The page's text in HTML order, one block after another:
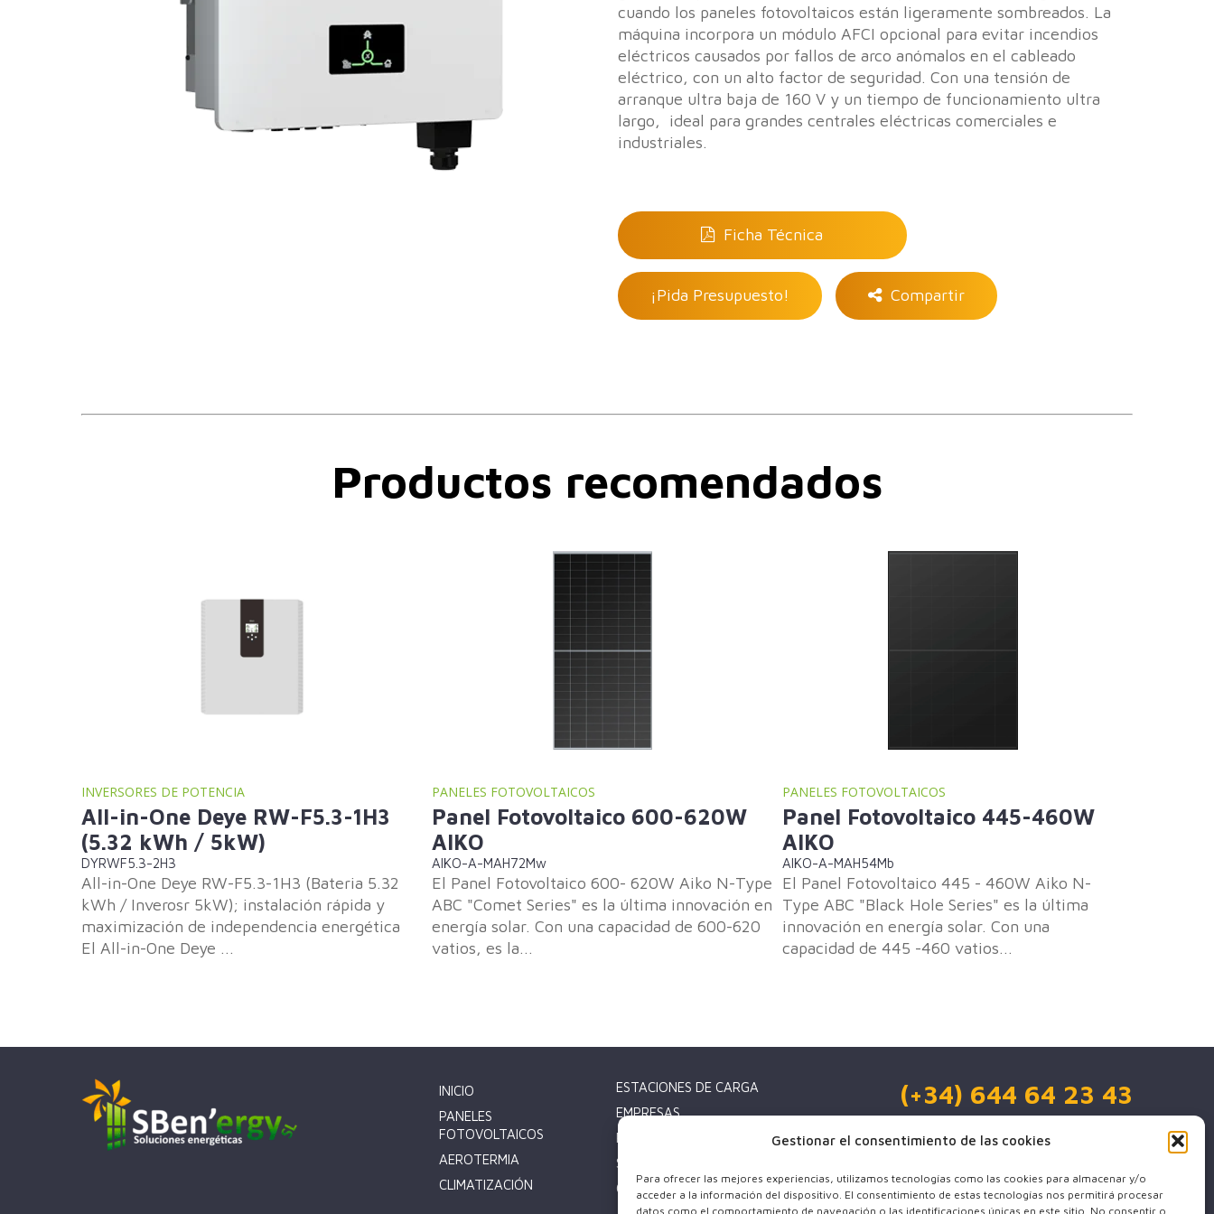
Gestionar el consentimiento de las cookies
Para ofrecer las mejores experiencias, utilizamos tecnologías como las cookies para almacenar y/o
acceder a la información del dispositivo. El consentimiento de estas tecnologías nos permitirá procesar
datos como el comportamiento de navegación o las identificaciones únicas en este sitio. No consentir o
cuando los paneles fotovoltaicos están ligeramente sombreados. La
máquina incorpora un módulo AFCI opcional para evitar incendios
eléctricos causados por fallos de arco anómalos en el cableado
eléctrico, con un alto factor de seguridad. Con una tensión de
arranque ultra baja de 160 V y un tiempo de funcionamiento ultra
largo, ideal para grandes centrales eléctricas comerciales e
industriales.
Ficha Técnica
¡Pida Presupuesto! Compartir
Productos recomendados
INVERSORES DE POTENCIA
All-in-One Deye RW-F5.3-1H3
(5.32 kWh / 5kW)
DYRWF5.3-2H3
All-in-One Deye RW-F5.3-1H3 (Bateria 5.32
kWh / Inverosr 5kW); instalación rápida y
maximización de independencia energética
El All-in-One Deye ...
PANELES FOTOVOLTAICOS
Panel Fotovoltaico 600-620W
AIKO
AIKO-A-MAH72Mw
El Panel Fotovoltaico 600- 620W Aiko N-Type
ABC "Comet Series" es la última innovación en
energía solar. Con una capacidad de 600-620
vatios, es la...
PANELES FOTOVOLTAICOS
Panel Fotovoltaico 445-460W
AIKO
AIKO-A-MAH54Mb
El Panel Fotovoltaico 445 - 460W Aiko N-
Type ABC "Black Hole Series" es la última
innovación en energía solar. Con una
capacidad de 445 -460 vatios...
INICIO
PANELES
FOTOVOLTAICOS
AEROTERMIA
CLIMATIZACIÓN
ESTACIONES DE CARGA
EMPRESAS
PRODUCTOS
SOBRE NOSOTROS
CONTÁCTO
(+34) 644 64 23 43
info@sben-energy-esp.com
twitter